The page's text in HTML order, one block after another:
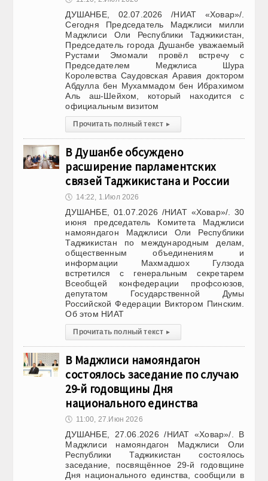
ДУШАНБЕ, 02.07.2026 /НИАТ «Ховар»/.
Сегодня Председатель Маджлиси милли
Маджлиси Оли Республики Таджикистан,
Председатель города Душанбе уважаемый
Рустами Эмомали провёл встречу с
Председателем Меджлиса Шура
Королевства Саудовская Аравия доктором
Абдулла бен Мухаммадом бен Ибрахимом
Аль аш-Шейхом, который находится с
официальным визитом
Прочитать полный текст ▸
В Душанбе обсуждено
расширение парламентских
связей Таджикистана и России
🕔 14:22, 1.Июл 2026
ДУШАНБЕ, 01.07.2026 /НИАТ «Ховар»/. 30
июня председатель Комитета Маджлиси
намояндагон Маджлиси Оли Республики
Таджикистан по международным делам,
общественным объединениям и
информации Махмадшох Гулзода
встретился с генеральным секретарем
Всеобщей конфедерации профсоюзов,
депутатом Государственной Думы
Российской Федерации Виктором Пинским.
Об этом НИАТ
Прочитать полный текст ▸
В Маджлиси намояндагон
состоялось заседание по случаю
29-й годовщины Дня
национального единства
🕔 11:00, 27.Июн 2026
ДУШАНБЕ, 27.06.2026 /НИАТ «Ховар»/. В
Маджлиси намояндагон Маджлиси Оли
Республики Таджикистан состоялось
заседание, посвящённое 29-й годовщине
Дня национального единства, сообщили в